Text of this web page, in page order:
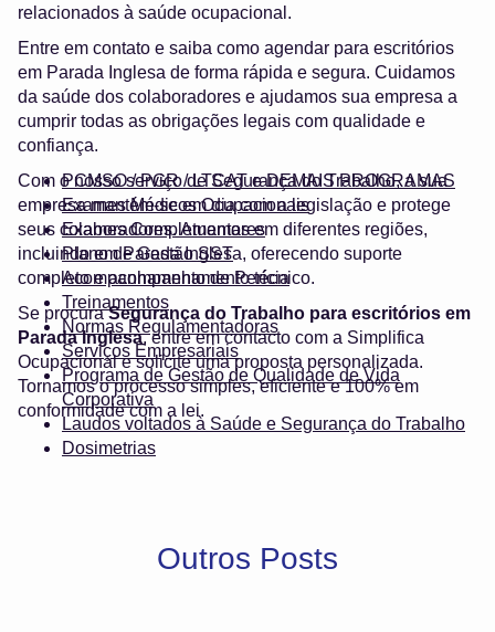
relacionados à saúde ocupacional.
Entre em contato e saiba como agendar para escritórios
em Parada Inglesa de forma rápida e segura. Cuidamos
da saúde dos colaboradores e ajudamos sua empresa a
cumprir todas as obrigações legais com qualidade e
confiança.
PCMSO / PGR / LTCAT e DEMAIS PROGRAMAS
Exames Médicos Ocupacionais
Exames Complementares
Plano de Gestão SST
Acompanhamento de Perícia
Treinamentos
Normas Regulamentadoras
Serviços Empresariais
Programa de Gestão de Qualidade de Vida
Corporativa
Laudos voltados à Saúde e Segurança do Trabalho
Dosimetrias
Com o nosso serviço de Segurança do Trabalho, a sua
empresa mantém-se em dia com a legislação e protege
seus colaboradores. Atuamos em diferentes regiões,
incluindo em Parada Inglesa, oferecendo suporte
completo e acompanhamento técnico.
Se procuraSegurança do Trabalho para escritórios em
Parada Inglesa, entre em contacto com a Simplifica
Ocupacional e solicite uma proposta personalizada.
Tornamos o processo simples, eficiente e 100% em
conformidade com a lei.
Outros Posts